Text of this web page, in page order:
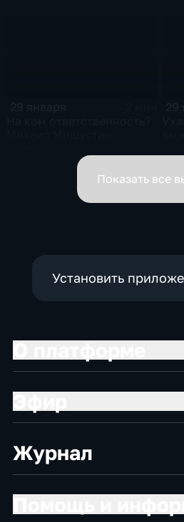
вице-премьеров
Показать все
Установить
Журнал